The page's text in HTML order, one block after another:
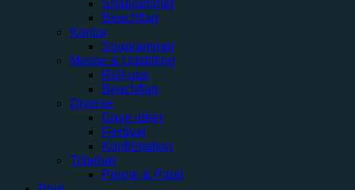
Snaprammer
Beachflag
Kontor
Snaprammer
Messe & Udstilling
Roll-ups
Beachflag
Diverse
Gave idéer
Festival
Konfirmation
Tilbehør
Penne & Papir